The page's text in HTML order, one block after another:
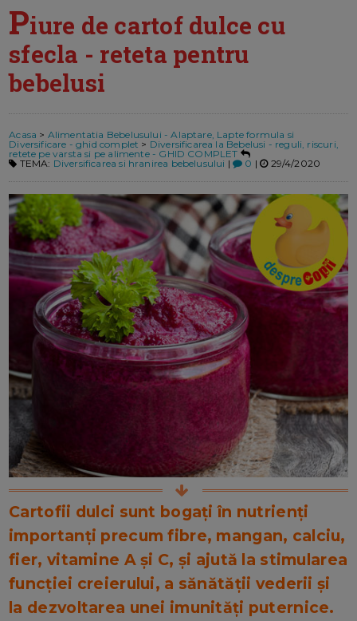
Piure de cartof dulce cu
sfecla - reteta pentru
bebelusi
Acasa > Alimentatia Bebelusului - Alaptare, Lapte formula si
Diversificare - ghid complet > Diversificarea la Bebelusi - reguli, riscuri,
retete pe varsta si pe alimente - GHID COMPLET
TEMA: Diversificarea si hranirea bebelusului | 0 | 29/4/2020
Cartofii dulci sunt bogați în nutrienți
importanți precum fibre, mangan, calciu,
fier, vitamine A și C, și ajută la stimularea
funcției creierului, a sănătății vederii și
la dezvoltarea unei imunități puternice.